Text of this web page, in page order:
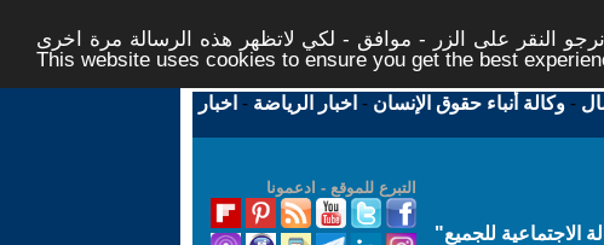
النقر على الزر - موافق - لكي لاتظهر هذه الرسالة مرة اخرى -
This website uses cookies to ensure you get the best
-وكالة أنباء حقوق الإنسان - اخبار الرياضة - اخبار
التبرع للموقع - ادعمونا
للجميع"